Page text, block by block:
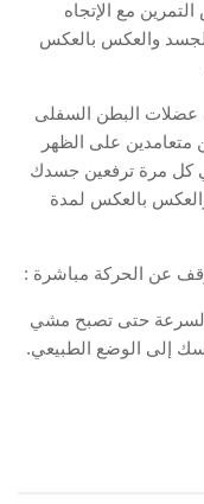
مع الإتجاه
الجسد والعكس بالعكس
عضلات البطن السفلى
متعامدين على الظهر
كل مرة ترفعين جسدك
والعكس بالعكس لمدة
حتى تصبح مشي
إلى الوضع الطبيعي.